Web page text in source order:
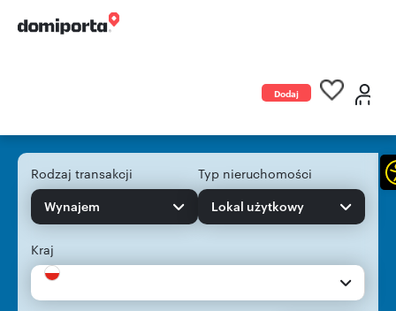
Dodaj
Rodzaj transakcji
Wynajem
Typ nieruchomości
Lokal użytkowy
Kraj